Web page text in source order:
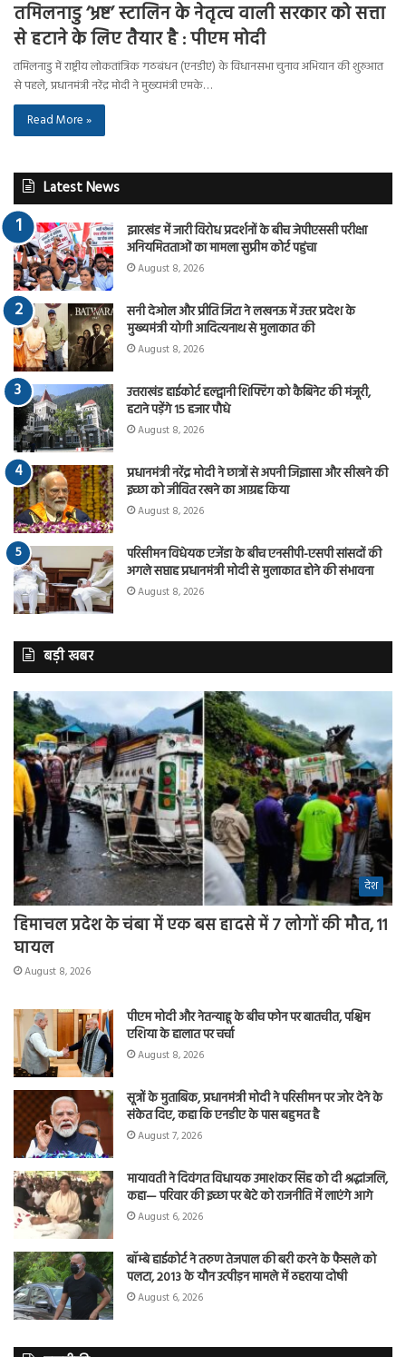
तमिलनाडु ‘भ्रष्ट’ स्टालिन के नेतृत्व वाली सरकार को सत्ता
से हटाने के लिए तैयार है : पीएम मोदी
तमिलनाडु में राष्ट्रीय लोकतांत्रिक गठबंधन (एनडीए) के विधानसभा चुनाव अभियान की शुरुआत
से पहले, प्रधानमंत्री नरेंद्र मोदी ने मुख्यमंत्री एमके…
Read More »
Latest News
झारखंड में जारी विरोध प्रदर्शनों के बीच जेपीएससी परीक्षा
अनियमितताओं का मामला सुप्रीम कोर्ट पहुंचा
August 8, 2026
सनी देओल और प्रीति जिंटा ने लखनऊ में उत्तर प्रदेश के
मुख्यमंत्री योगी आदित्यनाथ से मुलाकात की
August 8, 2026
उत्तराखंड हाईकोर्ट हल्द्वानी शिफ्टिंग को कैबिनेट की मंजूरी,
हटाने पड़ेंगे 15 हजार पौधे
August 8, 2026
प्रधानमंत्री नरेंद्र मोदी ने छात्रों से अपनी जिज्ञासा और सीखने की
इच्छा को जीवित रखने का आग्रह किया
August 8, 2026
परिसीमन विधेयक एजेंडा के बीच एनसीपी-एसपी सांसदों की
अगले सप्ताह प्रधानमंत्री मोदी से मुलाकात होने की संभावना
August 8, 2026
बड़ी खबर
देश
हिमाचल प्रदेश के चंबा में एक बस हादसे में 7 लोगों की मौत, 11
घायल
August 8, 2026
पीएम मोदी और नेतन्याहू के बीच फोन पर बातचीत, पश्चिम
एशिया के हालात पर चर्चा
August 8, 2026
सूत्रों के मुताबिक, प्रधानमंत्री मोदी ने परिसीमन पर जोर देने के
संकेत दिए, कहा कि एनडीए के पास बहुमत है
August 7, 2026
मायावती ने दिवंगत विधायक उमाशंकर सिंह को दी श्रद्धांजलि,
कहा— परिवार की इच्छा पर बेटे को राजनीति में लाएंगे आगे
August 6, 2026
बॉम्बे हाईकोर्ट ने तरुण तेजपाल की बरी करने के फैसले को
पलटा, 2013 के यौन उत्पीड़न मामले में ठहराया दोषी
August 6, 2026